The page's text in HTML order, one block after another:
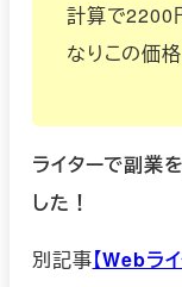
計算で2200
なりこの価
ライターで副業
した！
別記事【Webラ